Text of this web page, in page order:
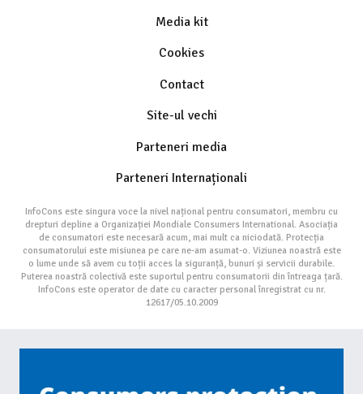
Media kit
Cookies
Contact
Site-ul vechi
Parteneri media
Parteneri Internaționali
InfoCons este singura voce la nivel național pentru consumatori, membru cu
drepturi depline a Organizației Mondiale Consumers International. Asociația
de consumatori este necesară acum, mai mult ca niciodată. Protecția
consumatorului este misiunea pe care ne-am asumat-o. Viziunea noastră este
o lume unde să avem cu toții acces la siguranță, bunuri și servicii durabile.
Puterea noastră colectivă este suportul pentru consumatorii din întreaga țară.
InfoCons este operator de date cu caracter personal înregistrat cu nr.
12617/05.10.2009